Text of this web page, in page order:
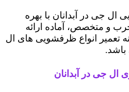
ال جی در آبدانان با بهره
و متخصص، آماده ارائه
تعمیر انواع ظرفشویی های ال
ال جی در آبدانان